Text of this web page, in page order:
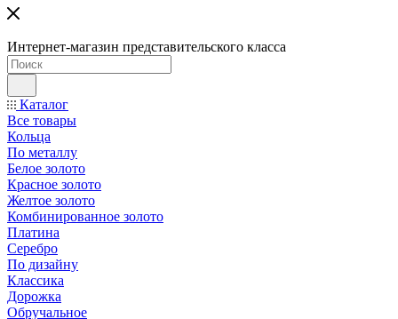
Интернет-магазин представительского класса
Каталог
Все товары
Кольца
По металлу
Белое золото
Красное золото
Желтое золото
Комбинированное золото
Платина
Серебро
По дизайну
Классика
Дорожка
Обручальное